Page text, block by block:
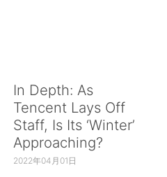
In Depth: As
Tencent Lays Off
Staff, Is Its ‘Winter’
Approaching?
2022年04月01日